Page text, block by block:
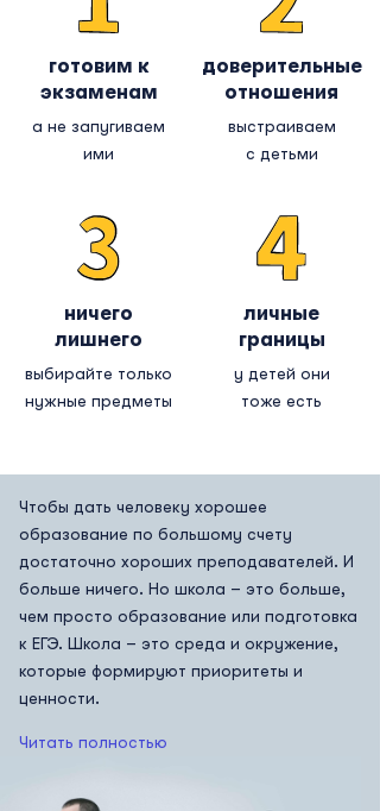
готовим к
экзаменам
а не запугиваем
ими
доверительные
отношения
выстраиваем
с детьми
ничего
лишнего
выбирайте только
нужные предметы
личные
границы
у детей они
тоже есть
Чтобы дать человеку хорошее
образование по большому счету
достаточно хороших преподавателей. И
больше ничего. Но школа – это больше,
чем просто образование или подготовка
к ЕГЭ. Школа – это среда и окружение,
которые формируют приоритеты и
ценности.
Читать полностью